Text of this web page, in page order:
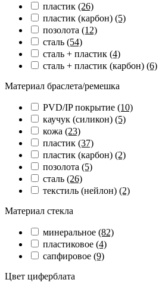
пластик (26)
пластик (карбон) (5)
позолота (12)
сталь (54)
сталь + пластик (4)
сталь + пластик (карбон) (6)
Материал браслета/ремешка
PVD/IP покрытие (10)
каучук (силикон) (5)
кожа (23)
пластик (37)
пластик (карбон) (2)
позолота (5)
сталь (26)
текстиль (нейлон) (2)
Материал стекла
минеральное (82)
пластиковое (4)
сапфировое (9)
Цвет циферблата